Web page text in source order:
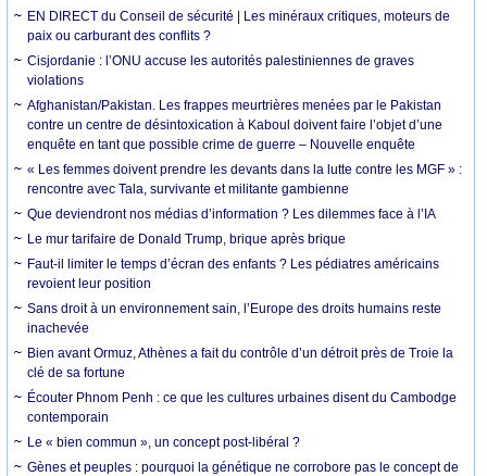
EN DIRECT du Conseil de sécurité | Les minéraux critiques, moteurs de
paix ou carburant des conflits ?
Cisjordanie : l’ONU accuse les autorités palestiniennes de graves
violations
Afghanistan/Pakistan. Les frappes meurtrières menées par le Pakistan
contre un centre de désintoxication à Kaboul doivent faire l’objet d’une
enquête en tant que possible crime de guerre – Nouvelle enquête
« Les femmes doivent prendre les devants dans la lutte contre les MGF » :
rencontre avec Tala, survivante et militante gambienne
Que deviendront nos médias d’information ? Les dilemmes face à l’IA
Le mur tarifaire de Donald Trump, brique après brique
Faut-il limiter le temps d’écran des enfants ? Les pédiatres américains
revoient leur position
Sans droit à un environnement sain, l’Europe des droits humains reste
inachevée
Bien avant Ormuz, Athènes a fait du contrôle d’un détroit près de Troie la
clé de sa fortune
Écouter Phnom Penh : ce que les cultures urbaines disent du Cambodge
contemporain
Le « bien commun », un concept post-libéral ?
Gènes et peuples : pourquoi la génétique ne corrobore pas le concept de